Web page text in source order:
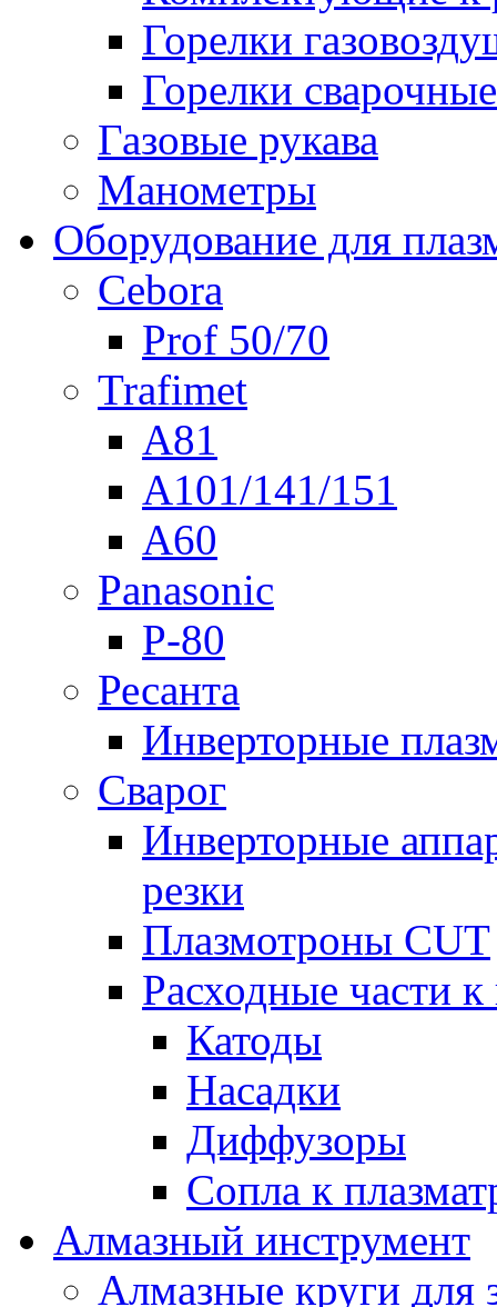
Горелки
Горелки сварочные
Газовые рукава
Манометры
Оборудование для
Cebora
Prof 50/70
Trafimet
A81
A101/141/151
A60
Panasonic
P-80
Ресанта
Инверторные
Сварог
Инверторные
резки
Плазмотроны CUT
Расходные части
Катоды
Насадки
Диффузоры
Сопла к
Алмазный инструмент
Алмазные круги для